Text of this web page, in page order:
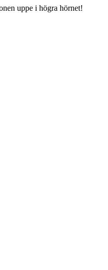
uppe i högra hörnet!